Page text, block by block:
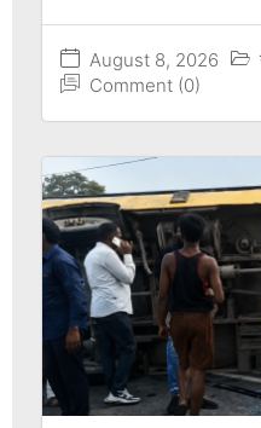
August 8, 2026
Comment (0)